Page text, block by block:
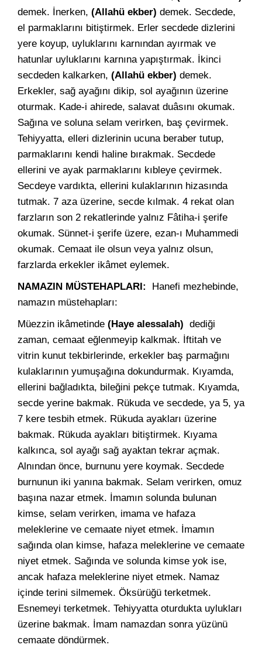
demek. İnerken, (Allahü ekber) demek. Secdede,
el parmaklarını bitiştirmek. Erler secdede dizlerini
yere koyup, uyluklarını karnından ayırmak ve
hatunlar uyluklarını karnına yapıştırmak. İkinci
secdeden kalkarken, (Allahü ekber) demek.
Erkekler, sağ ayağını dikip, sol ayağının üzerine
oturmak. Kade-i ahirede, salavat duâsını okumak.
Sağına ve soluna selam verirken, baş çevirmek.
Tehiyyatta, elleri dizlerinin ucuna beraber tutup,
parmaklarını kendi haline bırakmak. Secdede
ellerini ve ayak parmaklarını kıbleye çevirmek.
Secdeye vardıkta, ellerini kulaklarının hizasında
tutmak. 7 aza üzerine, secde kılmak. 4 rekat olan
farzların son 2 rekatlerinde yalnız Fâtiha-i şerife
okumak. Sünnet-i şerife üzere, ezan-ı Muhammedi
okumak. Cemaat ile olsun veya yalnız olsun,
farzlarda erkekler ikâmet eylemek.
NAMAZIN MÜSTEHAPLARI: Hanefi mezhebinde,
namazın müstehapları:
Müezzin ikâmetinde (Haye alessalah) dediği
zaman, cemaat eğlenmeyip kalkmak. İftitah ve
vitrin kunut tekbirlerinde, erkekler baş parmağını
kulaklarının yumuşağına dokundurmak. Kıyamda,
ellerini bağladıkta, bileğini pekçe tutmak. Kıyamda,
secde yerine bakmak. Rükuda ve secdede, ya 5, ya
7 kere tesbih etmek. Rükuda ayakları üzerine
bakmak. Rükuda ayakları bitiştirmek. Kıyama
kalkınca, sol ayağı sağ ayaktan tekrar açmak.
Alnından önce, burnunu yere koymak. Secdede
burnunun iki yanına bakmak. Selam verirken, omuz
başına nazar etmek. İmamın solunda bulunan
kimse, selam verirken, imama ve hafaza
meleklerine ve cemaate niyet etmek. İmamın
sağında olan kimse, hafaza meleklerine ve cemaate
niyet etmek. Sağında ve solunda kimse yok ise,
ancak hafaza meleklerine niyet etmek. Namaz
içinde terini silmemek. Öksürüğü terketmek.
Esnemeyi terketmek. Tehiyyatta oturdukta uylukları
üzerine bakmak. İmam namazdan sonra yüzünü
cemaate döndürmek.